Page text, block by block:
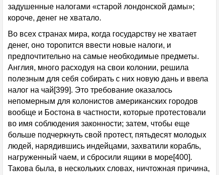
задушенные налогами «старой лондонской дамы»;
короче, денег не хватало.
Во всех странах мира, когда государству не хватает
денег, оно торопится ввести новые налоги, и
предпочтительно на самые необходимые предметы.
Англия, много расходуя на свои колонии, решила
полезным для себя собирать с них новую дань и ввела
налог на чай[399]. Это требование оказалось
непомерным для колонистов американских городов
вообще и Бостона в частности, которые протестовали
во имя соблюдения законности; затем, чтобы еще
больше подчеркнуть свой протест, пятьдесят молодых
людей, нарядившись индейцами, захватили корабль,
нагруженный чаем, и сбросили ящики в море[400].
Такова была, в нескольких словах, ничтожная причина,